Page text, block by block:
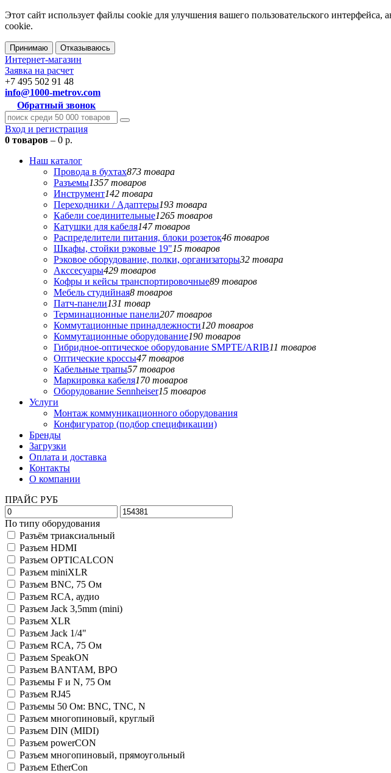
Этот сайт использует файлы cookie для улучшения вашего пользовательского
cookie.
Принимаю Отказываюсь
Интернет-магазин
Заявка на расчет
+7 495 502 91 48
info@1000-metrov.com
Обратный звонок
Вход и регистрация
0 товаров – 0 р.
Наш каталог
Провода в бухтах873 товара
Разъемы1357 товаров
Инструмент142 товара
Переходники / Адаптеры193 товара
Кабели соединительные1265 товаров
Катушки для кабеля147 товаров
Распределители питания, блоки розеток46 товаров
Шкафы, стойки рэковые 19"15 товаров
Рэковое оборудование, полки, организаторы32 товара
Акссесуары429 товаров
Кофры и кейсы транспортировочные89 товаров
Мебель студийная8 товаров
Патч-панели131 товар
Терминационные панели207 товаров
Коммутационные принадлежности120 товаров
Коммутационные оборудование190 товаров
Гибридное-оптическое оборудование SMPTE/ARIB11 товаров
Оптические кроссы47 товаров
Кабельные трапы57 товаров
Маркировка кабеля170 товаров
Оборудование Sennheiser15 товаров
Услуги
Монтаж коммуникационного оборудования
Конфигуратор (подбор спецификации)
Бренды
Загрузки
Оплата и доставка
Контакты
О компании
ПРАЙС РУБ
По типу оборудования
Разъём триаксиальный
Разъем HDMI
Разъем OPTICALCON
Разъем miniXLR
Разъем BNC, 75 Ом
Разъем RCA, аудио
Разъем Jack 3,5mm (mini)
Разъем XLR
Разъем Jack 1/4"
Разъем RCA, 75 Ом
Разъем SpeakON
Разъем BANTAM, BPO
Разъемы F и N, 75 Ом
Разъем RJ45
Разъемы 50 Ом: BNC, TNC, N
Разъем многопиновый, круглый
Разъем DIN (MIDI)
Разъем powerCON
Разъем многопиновый, прямоугольный
Разъем EtherCon